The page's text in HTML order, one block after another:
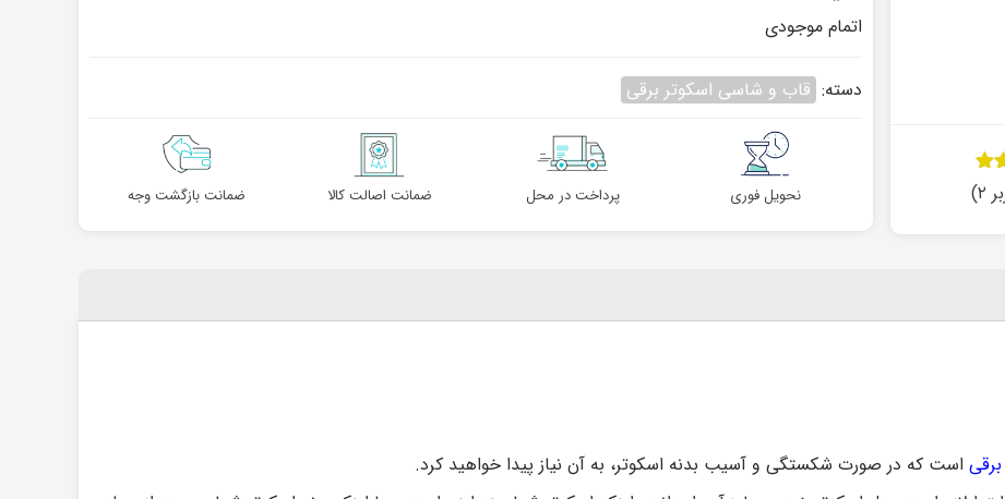
۲)
اتمام موجودی
دسته: قاب و شاسی اسکوتر برقی
نحویل فوری پرداخت در محل ضمانت اصالت کالا ضمانت بازگشت وجه
است که در صورت شکستگی و آسیب بدنه اسکوتر، به آن نیاز پیدا خواهید کرد.